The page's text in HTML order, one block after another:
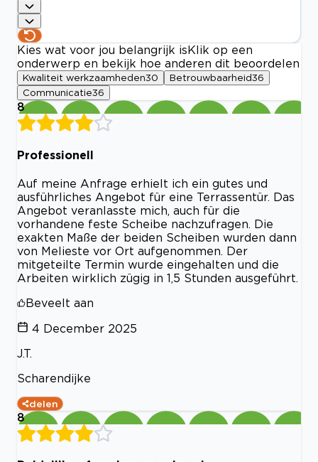
Kies wat voor jou belangrijk is Klik op een
onderwerp en bekijk hoe anderen dit beoordelen
Kwaliteit werkzaamheden30 Betrouwbaarheid36
Communicatie36
8
Professionell
Auf meine Anfrage erhielt ich ein gutes und
ausführliches Angebot für eine Terrassentür. Das
Angebot veranlasste mich, auch für die
vorhandene feste Scheibe nachzufragen. Die
exakten Maße der beiden Scheiben wurden dann
von Melieste vor Ort aufgenommen. Der
mitgeteilte Termin wurde eingehalten und die
Arbeiten wirklich zügig in 1,5 Stunden ausgeführt.
Beveelt aan
4 December 2025
J.T.
Scharendijke
delen
8